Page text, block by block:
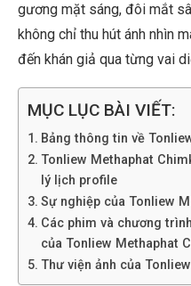
gương mặt sáng, đôi mắt
không chỉ thu hút ánh nhìn
đến khán giả qua từng vai
MỤC LỤC BÀI VIẾT:
Bảng thông tin về
Tonliew Methaphat
lý lịch profile
Sự nghiệp của Tonliew
Các phim và chương
của Tonliew Methaphat
Thư viện ảnh của